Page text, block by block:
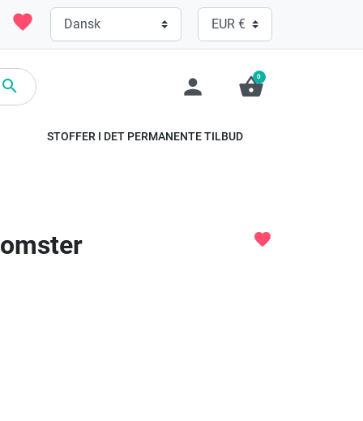
favorite
 person shopping_basket
0
STOFFER I DET PERMANENTE TILBUD
favorite